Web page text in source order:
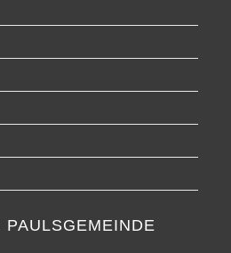
PAULSGEMEINDE